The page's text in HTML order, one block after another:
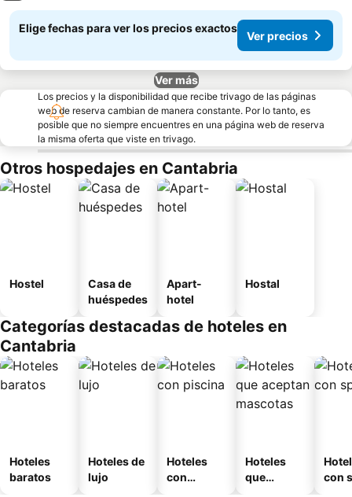
Elige fechas para ver los precios exactos
Ver precios
Ver más
Los precios y la disponibilidad que recibe trivago de las páginas
web de reserva cambian de manera constante. Por lo tanto, es
posible que no siempre encuentres en una página web de reserva
la misma oferta que viste en trivago.
Otros hospedajes en Cantabria
Hostel
Casa de
huéspedes
Apart-
hotel
Hostal
Categorías destacadas de hoteles en
Cantabria
Hoteles
baratos
Hoteles de
lujo
Hoteles
con
Hoteles
que
con